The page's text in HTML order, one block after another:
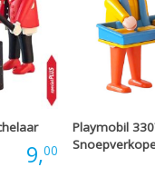
9,00
Playmobil